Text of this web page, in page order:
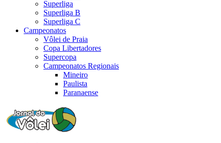
Superliga
Superliga B
Superliga C
Campeonatos
Vôlei de Praia
Copa Libertadores
Supercopa
Campeonatos Regionais
Mineiro
Paulista
Paranaense